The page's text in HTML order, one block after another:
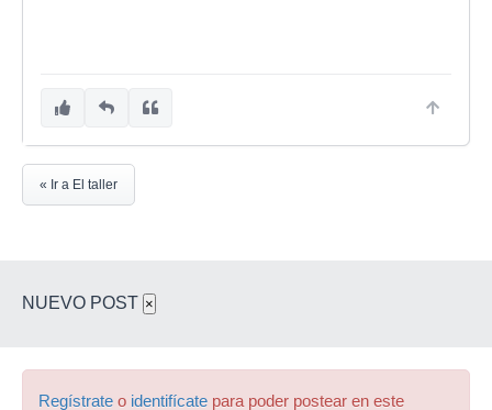
« Ir a El taller
NUEVO POST ×
Regístrate o identifícate para poder postear en este